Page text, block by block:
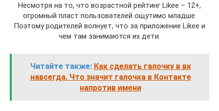
Несмотря на то, что возрастной рейтинг Likee – 12+,
огромный пласт пользователей ощутимо младше.
Поэтому родителей волнует, что за приложение Likee и
чем там занимаются их дети.
Читайте также: Как сделать галочку в вк
навсегда. Что значит галочка в Контакте
напротив имени